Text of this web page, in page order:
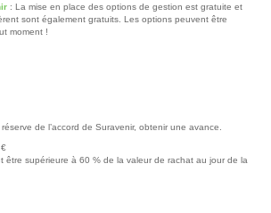
: La mise en place des options de gestion est gratuite et
sont également gratuits. Les options peuvent être
moment !
de l’accord de Suravenir, obtenir une avance.
être supérieure à 60 % de la valeur de rachat au jour de la